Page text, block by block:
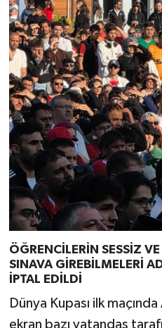
ÖĞRENCİLERİN SESSİZ
SINAVA GİREBİLMELERİ
İPTAL EDİLDİ
Dünya Kupası ilk
ekran bazı vatandaş